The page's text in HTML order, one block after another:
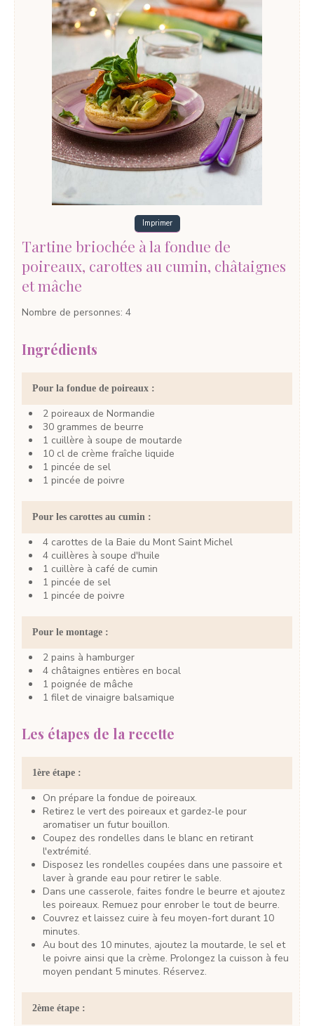
Imprimer
Tartine briochée à la fondue de
poireaux, carottes au cumin, châtaignes
et mâche
Nombre de personnes: 4
Ingrédients
Pour la fondue de poireaux :
2 poireaux de Normandie
30 grammes de beurre
1 cuillère à soupe de moutarde
10 cl de crème fraîche liquide
1 pincée de sel
1 pincée de poivre
Pour les carottes au cumin :
4 carottes de la Baie du Mont Saint Michel
4 cuillères à soupe d'huile
1 cuillère à café de cumin
1 pincée de sel
1 pincée de poivre
Pour le montage :
2 pains à hamburger
4 châtaignes entières en bocal
1 poignée de mâche
1 filet de vinaigre balsamique
Les étapes de la recette
1ère étape :
On prépare la fondue de poireaux.
Retirez le vert des poireaux et gardez-le pour
aromatiser un futur bouillon.
Coupez des rondelles dans le blanc en retirant
l'extrémité.
Disposez les rondelles coupées dans une passoire et
laver à grande eau pour retirer le sable.
Dans une casserole, faites fondre le beurre et ajoutez
les poireaux. Remuez pour enrober le tout de beurre.
Couvrez et laissez cuire à feu moyen-fort durant 10
minutes.
Au bout des 10 minutes, ajoutez la moutarde, le sel et
le poivre ainsi que la crème. Prolongez la cuisson à feu
moyen pendant 5 minutes. Réservez.
2ème étape :